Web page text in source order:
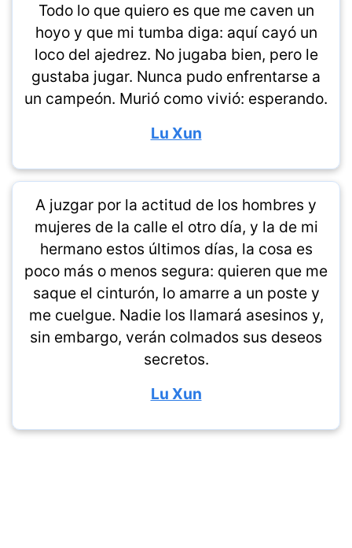
Todo lo que quiero es que me caven un
hoyo y que mi tumba diga: aquí cayó un
loco del ajedrez. No jugaba bien, pero le
gustaba jugar. Nunca pudo enfrentarse a
un campeón. Murió como vivió: esperando.
Lu Xun
A juzgar por la actitud de los hombres y
mujeres de la calle el otro día, y la de mi
hermano estos últimos días, la cosa es
poco más o menos segura: quieren que me
saque el cinturón, lo amarre a un poste y
me cuelgue. Nadie los llamará asesinos y,
sin embargo, verán colmados sus deseos
secretos.
Lu Xun